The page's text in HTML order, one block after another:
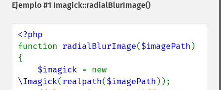
Ejemplo #1 Imagick::radialBlurImage()
function radialBlurImage($imagePath )
{
$imagick
\Imagick(realpath($imagePath ));
readImage
readImageBlob
readImageFile
readImages
remapImage
removeImage
removeImageProfile